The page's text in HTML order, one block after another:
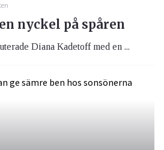
nyckel på spåren
Diana Kadetoff med en ...